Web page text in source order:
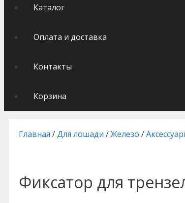
Каталог
Оплата и доставка
Контакты
Корзина
Главная /Для лошади /Железо /
Фиксатор для